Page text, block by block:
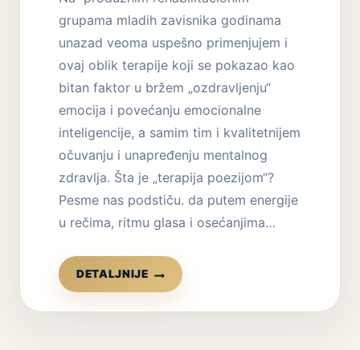
grupama mladih zavisnika godinama
unazad veoma uspešno primenjujem i
ovaj oblik terapije koji se pokazao kao
bitan faktor u bržem „ozdravljenju“
emocija i povećanju emocionalne
inteligencije, a samim tim i kvalitetnijem
očuvanju i unapređenju mentalnog
zdravlja. Šta je „terapija poezijom“?
Pesme nas podstiču. da putem energije
u rečima, ritmu glasa i osećanjima…
DETALJNIJE
TERAPIJA
POEZIJOM